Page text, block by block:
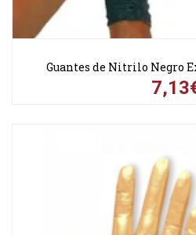
Guantes de Nitrilo Negro